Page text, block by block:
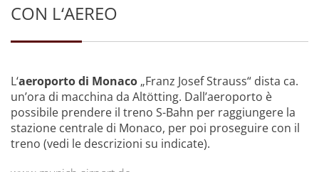
CON L‘AEREO
L‘aeroporto di Monaco „Franz Josef Strauss“ dista ca.
un’ora di macchina da Altötting. Dall’aeroporto è
possibile prendere il treno S-Bahn per raggiungere la
stazione centrale di Monaco, per poi proseguire con il
treno (vedi le descrizioni su indicate).